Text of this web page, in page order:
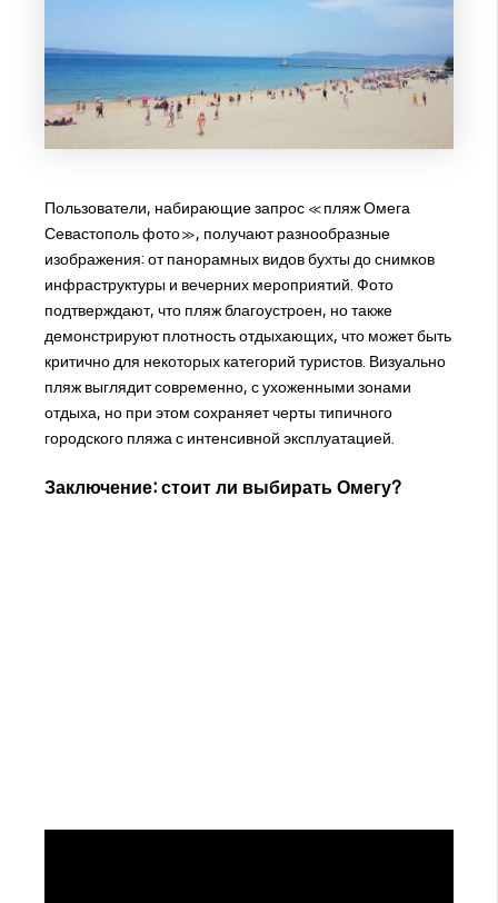
Пользователи, набирающие запрос «пляж Омега
Севастополь фото», получают разнообразные
изображения: от панорамных видов бухты до снимков
инфраструктуры и вечерних мероприятий. Фото
подтверждают, что пляж благоустроен, но также
демонстрируют плотность отдыхающих, что может быть
критично для некоторых категорий туристов. Визуально
пляж выглядит современно, с ухоженными зонами
отдыха, но при этом сохраняет черты типичного
городского пляжа с интенсивной эксплуатацией.
Заключение: стоит ли выбирать Омегу?